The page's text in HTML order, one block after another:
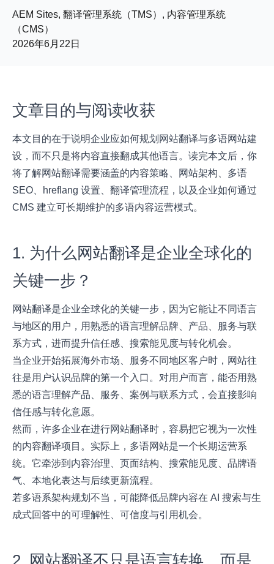
AEM Sites, 翻译管理系统（TMS）, 内容管理系统
（CMS）
2026年6月22日
文章目的与阅读收获
本文目的在于说明企业应如何规划网站翻译与多语网站建
设，而不只是将内容直接翻成其他语言。读完本文后，你
将了解网站翻译需要涵盖的内容策略、网站架构、多语
SEO、hreflang 设置、翻译管理流程，以及企业如何通过
CMS 建立可长期维护的多语内容运营模式。
1. 为什么网站翻译是企业全球化的
关键一步？
网站翻译是企业全球化的关键一步，因为它能让不同语言
与地区的用户，用熟悉的语言理解品牌、产品、服务与联
系方式，进而提升信任感、搜索能见度与转化机会。
当企业开始拓展海外市场、服务不同地区客户时，网站往
往是用户认识品牌的第一个入口。对用户而言，能否用熟
悉的语言理解产品、服务、案例与联系方式，会直接影响
信任感与转化意愿。
然而，许多企业在进行网站翻译时，容易把它视为一次性
的内容翻译项目。实际上，多语网站是一个长期运营系
统。它牵涉到内容治理、页面结构、搜索能见度、品牌语
气、本地化表达与后续更新流程。
若多语系架构规划不当，可能降低品牌内容在 AI 搜索与生
成式回答中的可理解性、可信度与引用机会。